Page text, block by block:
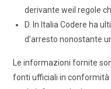
derivante weil regole
D. In Italia Codere ha
d’arresto nonostante
Le informazioni fornite
fonti ufficiali in conformità